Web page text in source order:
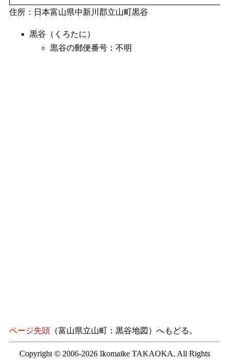
住所：日本富山県中新川郡立山町黒谷
黒谷（くろたに）
黒谷の郵便番号：不明
ページ先頭 （富山県立山町：黒谷地図）へもどる。
Copyright © 2006-2026 Ikomaike TAKAOKA. All Rights